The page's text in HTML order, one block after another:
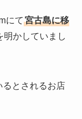
にて宮古島に移
かしていまし
るとされるお店